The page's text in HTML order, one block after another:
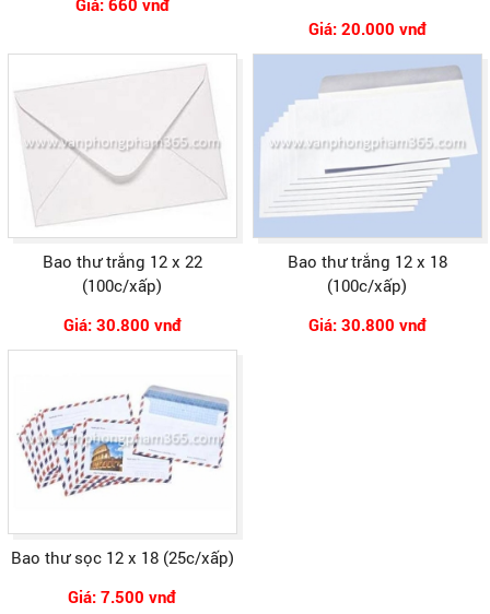
Giá: 20.000 vnđ
Bao thư trắng 12 x 22
(100c/xấp)
Giá: 30.800 vnđ
Bao thư trắng 12 x 18
(100c/xấp)
Giá: 30.800 vnđ
Bao thư sọc 12 x 18 (25c/xấp)
Giá: 7.500 vnđ